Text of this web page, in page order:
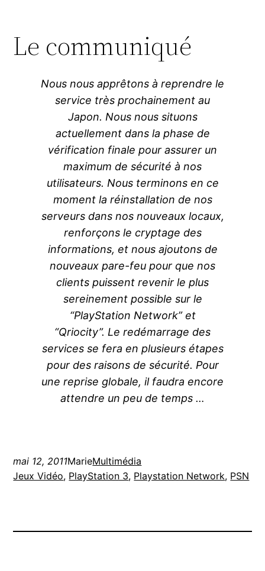
Le communiqué
Nous nous apprêtons à reprendre le
service très prochainement au
Japon. Nous nous situons
actuellement dans la phase de
vérification finale pour assurer un
maximum de sécurité à nos
utilisateurs. Nous terminons en ce
moment la réinstallation de nos
serveurs dans nos nouveaux locaux,
renforçons le cryptage des
informations, et nous ajoutons de
nouveaux pare-feu pour que nos
clients puissent revenir le plus
sereinement possible sur le
“PlayStation Network” et
“Qriocity”. Le redémarrage des
services se fera en plusieurs étapes
pour des raisons de sécurité. Pour
une reprise globale, il faudra encore
attendre un peu de temps …
mai 12, 2011MarieMultimédia
Jeux Vidéo, PlayStation 3, Playstation Network, PSN